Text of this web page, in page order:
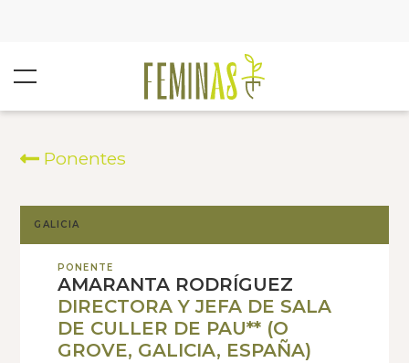
Ponentes
GALICIA
PONENTE
AMARANTA RODRÍGUEZ
DIRECTORA Y JEFA DE SALA
DE CULLER DE PAU** (O
GROVE, GALICIA, ESPAÑA)